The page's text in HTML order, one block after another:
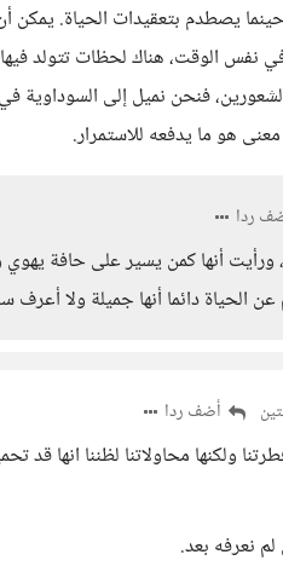
يصطدم بتعقيدات الحياة. يمكن
نفس الوقت، هناك لحظات تتولد
فنحن نميل إلى السوداوية
هو ما يدفعه للاستمرار.
ردا
ورأيت أنها كمن يسير على حافة
الحياة دائما أنها جميلة ولا
أضف ردا
ولكنها محاولاتنا لظننا انها قد
نعرفه بعد.